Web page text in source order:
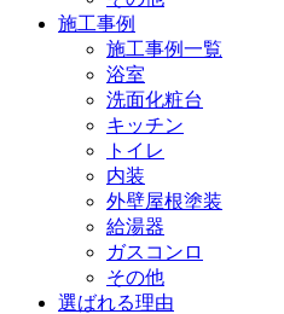
施工事例
施工事例一覧
浴室
洗面化粧台
キッチン
トイレ
内装
外壁屋根塗装
給湯器
ガスコンロ
その他
選ばれる理由